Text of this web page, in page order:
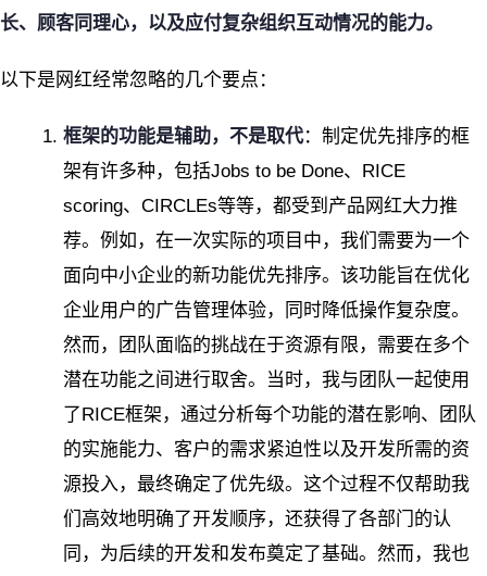
长、顾客同理心，以及应付复杂组织互动情况的能力。
以下是网红经常忽略的几个要点：
框架的功能是辅助，不是取代：制定优先排序的框
架有许多种，包括Jobs to be Done、RICE
scoring、CIRCLEs等等，都受到产品网红大力推
荐。例如，在一次实际的项目中，我们需要为一个
面向中小企业的新功能优先排序。该功能旨在优化
企业用户的广告管理体验，同时降低操作复杂度。
然而，团队面临的挑战在于资源有限，需要在多个
潜在功能之间进行取舍。当时，我与团队一起使用
了RICE框架，通过分析每个功能的潜在影响、团队
的实施能力、客户的需求紧迫性以及开发所需的资
源投入，最终确定了优先级。这个过程不仅帮助我
们高效地明确了开发顺序，还获得了各部门的认
同，为后续的开发和发布奠定了基础。然而，我也